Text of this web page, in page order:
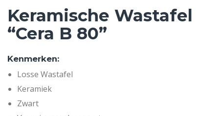
Keramische Wastafel
“Cera B 80”
Kenmerken:
Losse Wastafel
Keramiek
Zwart